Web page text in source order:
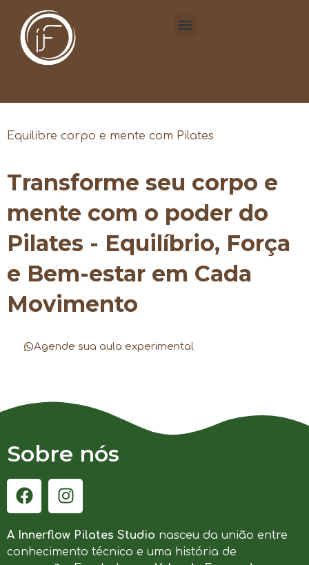
Equilibre corpo e mente com Pilates
Transforme seu corpo e
mente com o poder do
Pilates - Equilíbrio, Força
e Bem-estar em Cada
Movimento
Agende sua aula experimental
Sobre nós
A Innerflow Pilates Studio nasceu da união entre
conhecimento técnico e uma história de